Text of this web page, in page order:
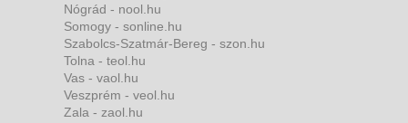
Nógrád - nool.hu
Somogy - sonline.hu
Szabolcs-Szatmár-Bereg - szon.hu
Tolna - teol.hu
Vas - vaol.hu
Veszprém - veol.hu
Zala - zaol.hu